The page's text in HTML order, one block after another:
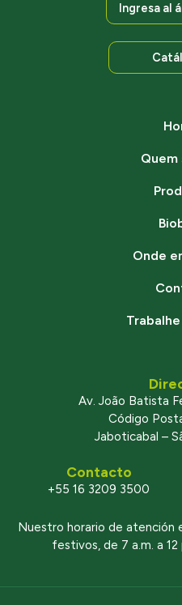
Ingresa al
Quem
Onde
Av. João Batista
Código
Jaboticabal –
Contacto
+55 16 3209 3500
Nuestro horario de atención
festivos, de 7 a.m. a 12